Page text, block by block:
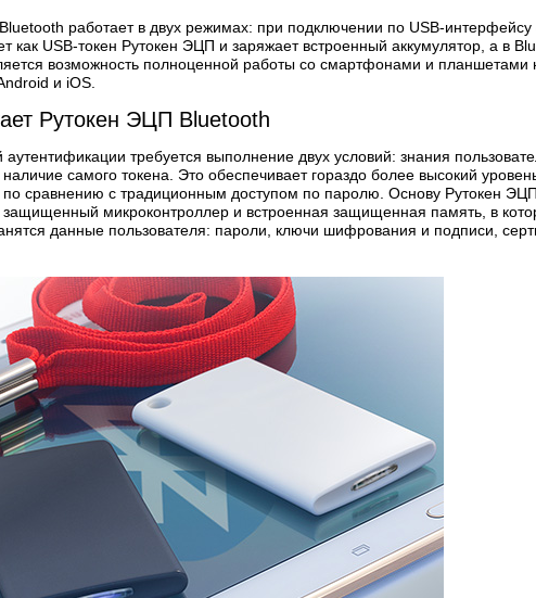
работает в двух режимах: при подключении по USB-интерфейсу
как USB-токен Рутокен ЭЦП и заряжает встроенный аккумулятор, а в
возможность полноценной работы со смартфонами и планшетами
и iOS.
Рутокен ЭЦП Bluetooth
требуется выполнение двух условий: знания
самого токена. Это обеспечивает гораздо более высокий
по сравнению с традиционным доступом по паролю. Основу Рутокен
микроконтроллер и встроенная защищенная память, в
данные пользователя: пароли, ключи шифрования и подписи,